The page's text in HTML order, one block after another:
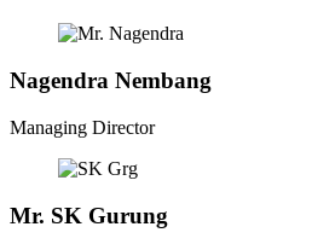
Nagendra Nembang
Managing Director
Mr. SK Gurung